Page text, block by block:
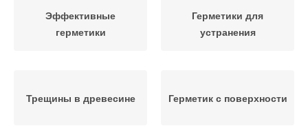
Эффективные
герметики
Герметики для
устранения
Трещины в древесине Герметик с поверхности